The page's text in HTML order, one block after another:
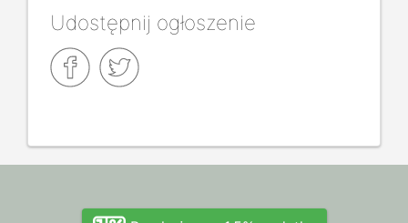
Udostępnij ogłoszenie